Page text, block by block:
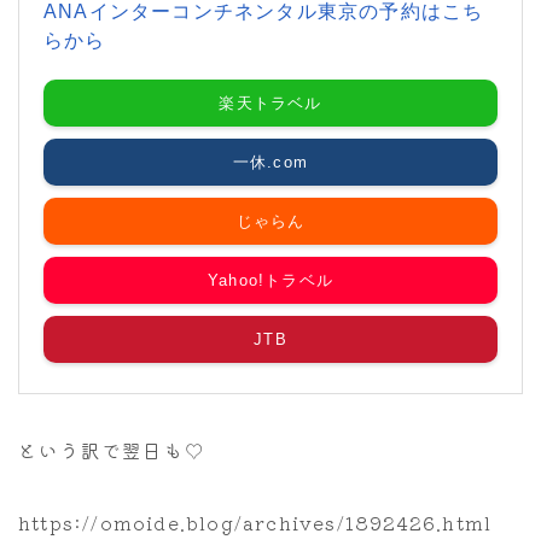
ANAインターコンチネンタル東京の予約はこち
らから
楽天トラベル
一休.com
じゃらん
Yahoo!トラベル
JTB
という訳で翌日も♡
https://omoide.blog/archives/1892426.html